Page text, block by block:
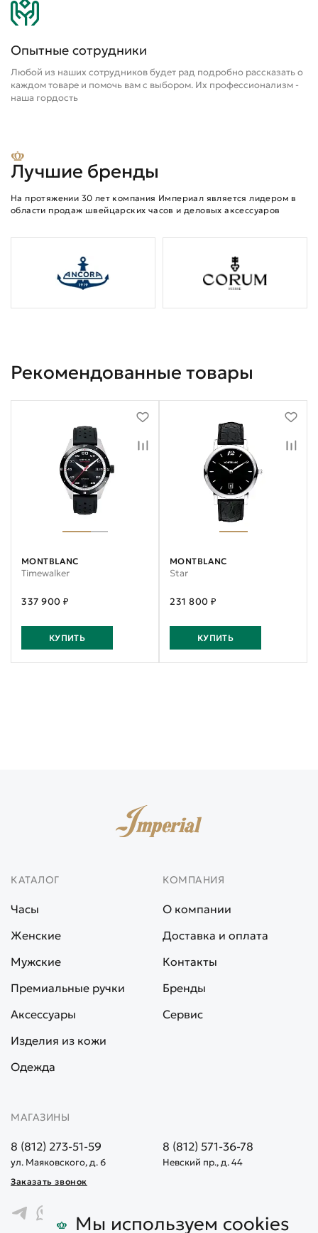
Опытные сотрудники
Любой из наших сотрудников будет рад подробно рассказать о
каждом товаре и помочь вам с выбором. Их профессионализм -
наша гордость
Лучшие бренды
На протяжении 30 лет компания Империал является лидером в
области продаж швейцарских часов и деловых аксессуаров
Рекомендованные товары
MONTBLANC
Timewalker
337 900 ₽
КУПИТЬ
MONTBLANC
Star
231 800 ₽
КУПИТЬ
КАТАЛОГ
Часы
Женские
Мужские
Премиальные ручки
Аксессуары
Изделия из кожи
Одежда
КОМПАНИЯ
О компании
Доставка и оплата
Контакты
Бренды
Сервис
МАГАЗИНЫ
8 (812) 273-51-59
ул. Маяковского, д. 6
8 (812) 571-36-78
Невский пр., д. 44
Заказать звонок
Мы используем cookies